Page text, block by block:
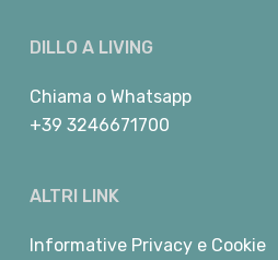
DILLO A LIVING
Chiama o Whatsapp
+39 3246671700
ALTRI LINK
Informative Privacy e Cookie